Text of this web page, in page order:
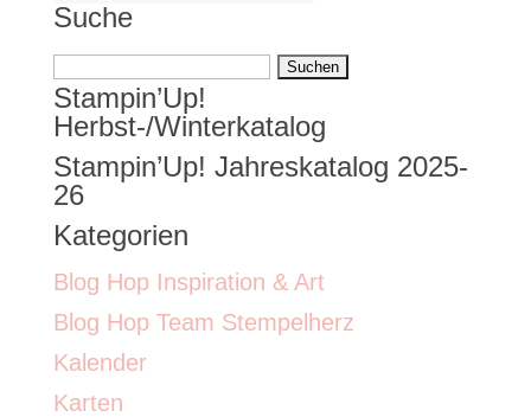
Suche
Suchen
nach:
Stampin’Up!
Herbst-/Winterkatalog
Stampin’Up! Jahreskatalog 2025-
26
Kategorien
Blog Hop Inspiration & Art
Blog Hop Team Stempelherz
Kalender
Karten